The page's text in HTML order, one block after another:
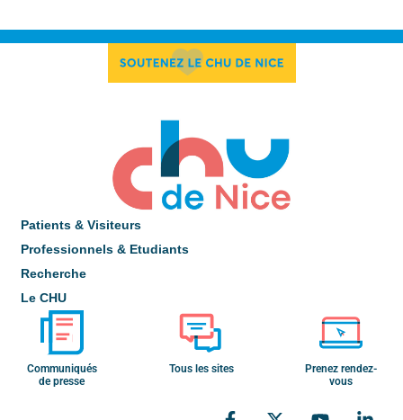
Patients & Visiteurs
Professionnels & Etudiants
Recherche
Le CHU
Communiqués
de presse
Tous les sites
Prenez rendez-
vous